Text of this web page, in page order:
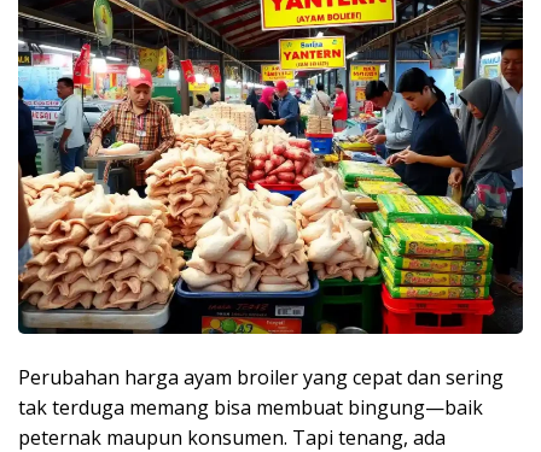
Perubahan harga ayam broiler yang cepat dan sering
tak terduga memang bisa membuat bingung—baik
peternak maupun konsumen. Tapi tenang, ada